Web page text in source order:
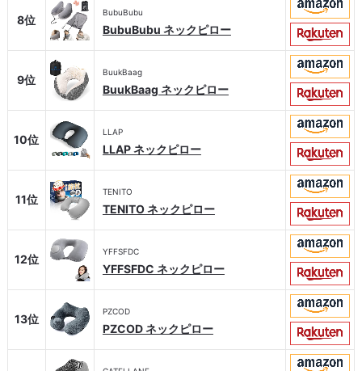
8位
BubuBubu
BubuBubu ネックピロー
9位
BuukBaag
BuukBaag ネックピロー
10位
LLAP
LLAP ネックピロー
11位
TENITO
TENITO ネックピロー
12位
YFFSFDC
YFFSFDC ネックピロー
13位
PZCOD
PZCOD ネックピロー